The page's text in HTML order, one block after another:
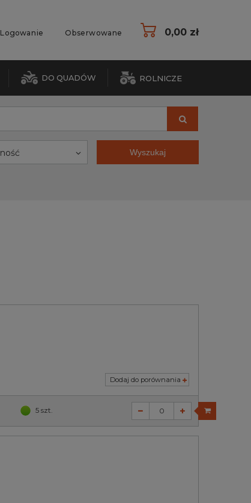
Logowanie Obserwowane 0,00 zł
DO QUADÓW ROLNICZE
Wyszukaj
Dodaj do porównania
5 szt.